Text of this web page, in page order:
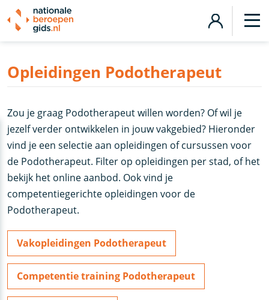
Opleidingen Podotherapeut
Zou je graag Podotherapeut willen worden? Of wil je
jezelf verder ontwikkelen in jouw vakgebied? Hieronder
vind je een selectie aan opleidingen of cursussen voor
de Podotherapeut. Filter op opleidingen per stad, of het
bekijk het online aanbod. Ook vind je
competentiegerichte opleidingen voor de
Podotherapeut.
Vakopleidingen Podotherapeut
Competentie training Podotherapeut